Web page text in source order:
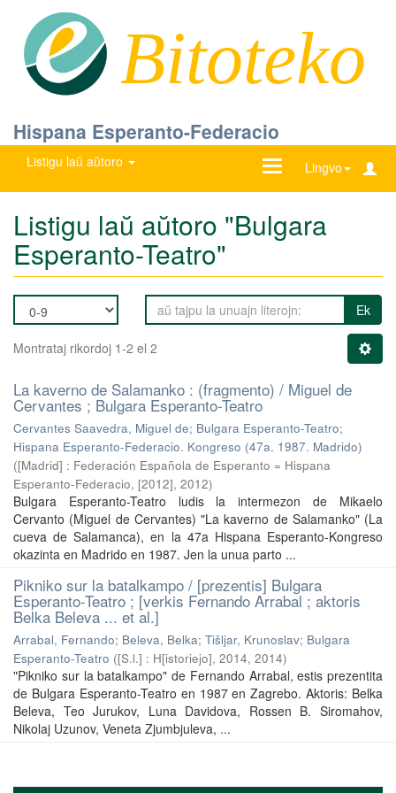
Bitoteko
Hispana Esperanto-Federacio
Listigu laŭ aŭtoro Lingvo
Ŝanĝu
Listigu laŭ aŭtoro "Bulgara
Esperanto-Teatro"
Ek
Montrataj rikordoj 1-2 el 2
La kaverno de Salamanko : (fragmento) / Miguel de
Cervantes ; Bulgara Esperanto-Teatro
Cervantes Saavedra, Miguel de; Bulgara Esperanto-Teatro;
Hispana Esperanto-Federacio. Kongreso (47a. 1987. Madrido)
([Madrid] : Federación Española de Esperanto = Hispana
Esperanto-Federacio, [2012], 2012)
Bulgara Esperanto-Teatro ludis la intermezon de Mikaelo
Cervanto (Miguel de Cervantes) "La kaverno de Salamanko" (La
cueva de Salamanca), en la 47a Hispana Esperanto-Kongreso
okazinta en Madrido en 1987. Jen la unua parto ...
Pikniko sur la batalkampo / [prezentis] Bulgara
Esperanto-Teatro ; [verkis Fernando Arrabal ; aktoris
Belka Beleva ... et al.]
Arrabal, Fernando; Beleva, Belka; Tišljar, Krunoslav; Bulgara
Esperanto-Teatro ([S.l.] : H[istoriejo], 2014, 2014)
"Pikniko sur la batalkampo" de Fernando Arrabal, estis prezentita
de Bulgara Esperanto-Teatro en 1987 en Zagrebo. Aktoris: Belka
Beleva, Teo Jurukov, Luna Davidova, Rossen B. Siromahov,
Nikolaj Uzunov, Veneta Zjumbjuleva, ...